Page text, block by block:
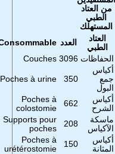
من العتاد
الطبي
المستهلك
العتاد
الطبي
العدد
Consommable
الحفاظات 3096
Couches
أكياس
جمع
البول
350
Poches à urine
أكياس
الشرح
662
Poches à
colostomie
ماسكة
الآكياس
208
Supports pour
poches
أكياس
المثانة
150
Poches à
urétérostomie